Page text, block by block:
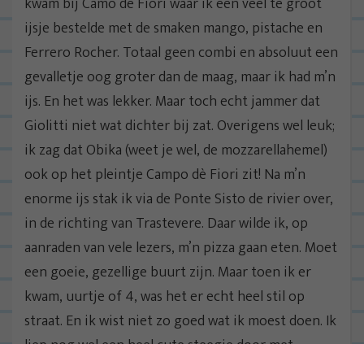
ijsje bestelde met de smaken mango, pistache en
Ferrero Rocher. Totaal geen combi en absoluut een
gevalletje oog groter dan de maag, maar ik had m’n
ijs. En het was lekker. Maar toch echt jammer dat
Giolitti niet wat dichter bij zat. Overigens wel leuk;
ik zag dat Obika (weet je wel, de mozzarellahemel)
ook op het pleintje Campo dè Fiori zit! Na m’n
enorme ijs stak ik via de Ponte Sisto de rivier over,
in de richting van Trastevere. Daar wilde ik, op
aanraden van vele lezers, m’n pizza gaan eten. Moet
een goeie, gezellige buurt zijn. Maar toen ik er
kwam, uurtje of 4, was het er echt heel stil op
straat. En ik wist niet zo goed wat ik moest doen. Ik